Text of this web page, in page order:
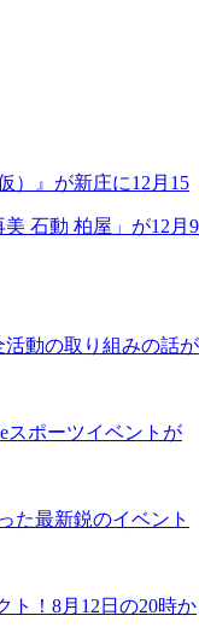
）』が新庄に12月15
石動 柏屋」が12月9
活動の取り組みの話が
eスポーツイベントが
た最新鋭のイベント
ト！8月12日の20時か